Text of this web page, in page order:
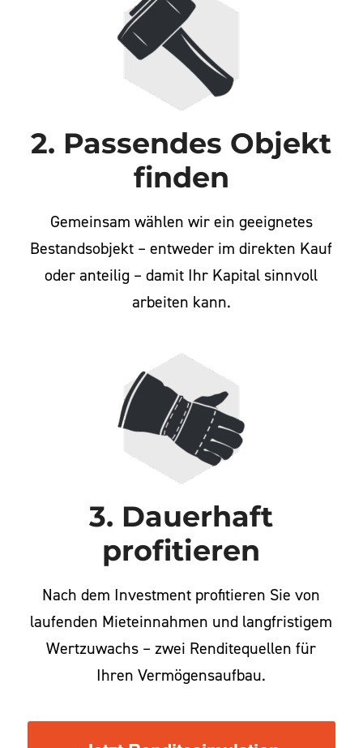
2. Passendes Objekt
finden
Gemeinsam wählen wir ein geeignetes
Bestandsobjekt – entweder im direkten Kauf
oder anteilig – damit Ihr Kapital sinnvoll
arbeiten kann.
3. Dauerhaft
profitieren
Nach dem Investment profitieren Sie von
laufenden Mieteinnahmen und langfristigem
Wertzuwachs – zwei Renditequellen für
Ihren Vermögensaufbau.